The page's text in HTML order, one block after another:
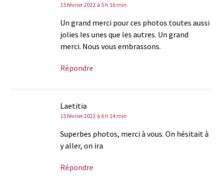
15 février 2022 à 5 h 16 min
Un grand merci pour ces photos toutes aussi
jolies les unes que les autres. Un grand
merci. Nous vous embrassons.
Répondre
Laetitia
15 février 2022 à 6 h 14 min
Superbes photos, merci à vous. On hésitait à
y aller, on ira
Répondre